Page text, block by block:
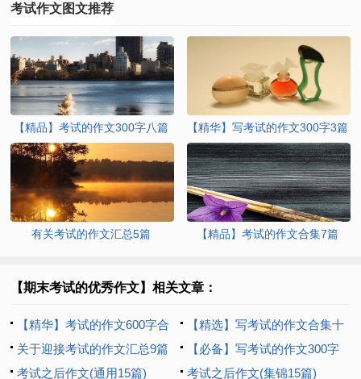
考试作文图文推荐
【精品】考试的作文300字八篇 【精华】写考试的作文300字3篇
有关考试的作文汇总5篇 【精品】考试的作文合集7篇
【期末考试的优秀作文】相关文章：
【精华】考试的作文600字合
集5篇
【精选】写考试的作文合集十
篇
关于迎接考试的作文汇总9篇
【必备】写考试的作文300字
三篇
考试之后作文(通用15篇) 考试之后作文(集锦15篇)